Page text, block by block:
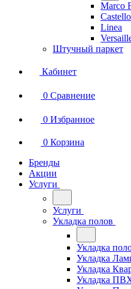
Marco
Castello
Linea
Штучный паркет
Кабинет
0 Сравнение
0 Избранное
0 Корзина
Бренды
Акции
Услуги
Услуги
Укладка полов
Укладка
Укладка
Укладка
Укладка